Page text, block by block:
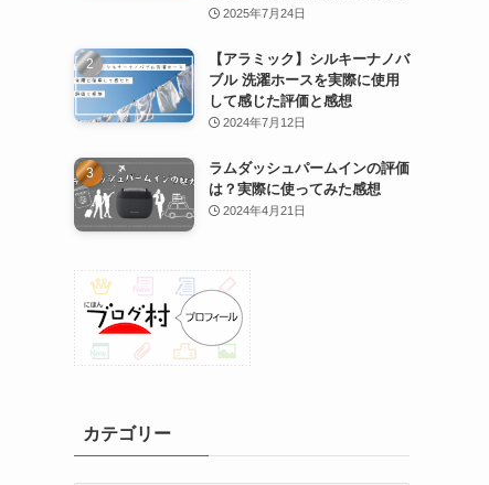
2025年7月24日
【アラミック】シルキーナノバ
ブル 洗濯ホースを実際に使用
して感じた評価と感想
2024年7月12日
ラムダッシュパームインの評価
は？実際に使ってみた感想
2024年4月21日
カテゴリー